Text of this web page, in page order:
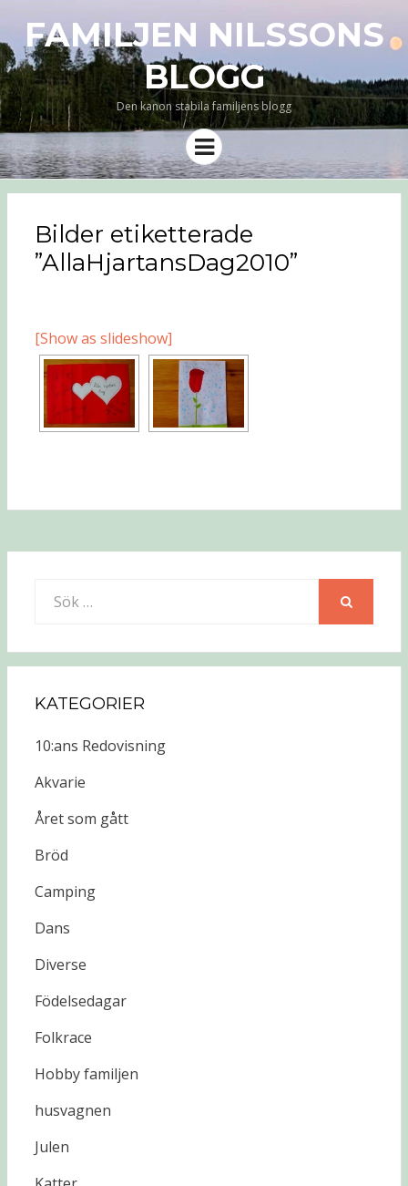
FAMILJEN NILSSONS
BLOGG
Den kanon stabila familjens blogg
Meny
Bilder etiketterade
”AllaHjartansDag2010”
[Show as slideshow]
efter:
KATEGORIER
10:ans Redovisning
Akvarie
Året som gått
Bröd
Camping
Dans
Diverse
Födelsedagar
Folkrace
Hobby familjen
husvagnen
Julen